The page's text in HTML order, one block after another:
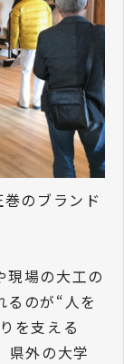
のブランド
現場の大工の
のが“人を
を支える
県外の大学